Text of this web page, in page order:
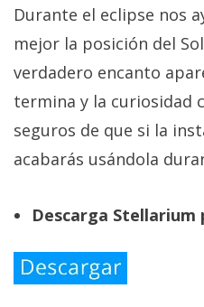
Durante el eclipse nos
mejor la posición del
verdadero encanto
termina y la curiosidad
seguros de que si la
acabarás usándola
Descarga Stellarium